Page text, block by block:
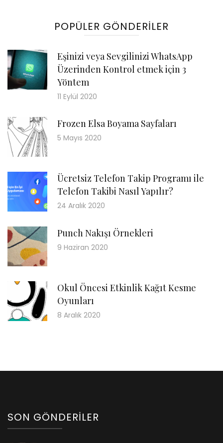
POPÜLER GÖNDERILER
Eşinizi veya Sevgilinizi WhatsApp
Üzerinden Kontrol etmek için 3
Yöntem
11 Eylül 2020
Frozen Elsa Boyama Sayfaları
5 Mayıs 2020
Ücretsiz Telefon Takip Programı ile
Telefon Takibi Nasıl Yapılır?
24 Aralık 2020
Punch Nakışı Örnekleri
9 Haziran 2020
Okul Öncesi Etkinlik Kağıt Kesme
Oyunları
8 Aralık 2020
SON GÖNDERILER